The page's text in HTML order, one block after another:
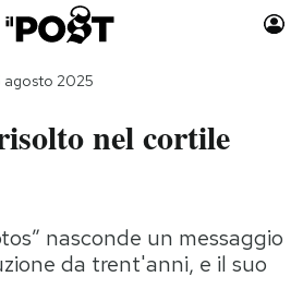
Auto
Consumismi
Storie/Idee
agosto 2025
nel cortile
nasconde un messaggio
da trent'anni, e il suo